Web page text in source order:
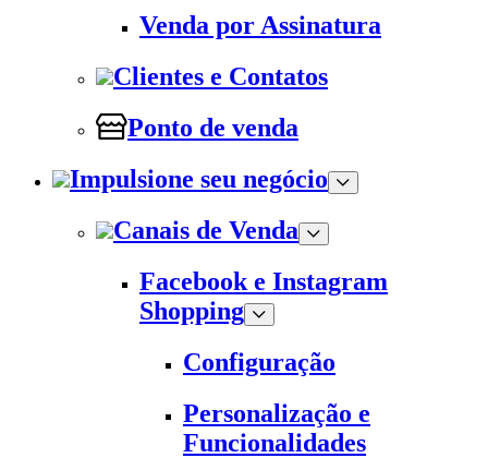
Venda por Assinatura
Clientes e Contatos
Ponto de venda
Impulsione seu negócio
Canais de Venda
Facebook e Instagram
Shopping
Configuração
Personalização e
Funcionalidades